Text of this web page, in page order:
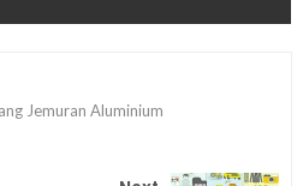
Jemuran Aluminium